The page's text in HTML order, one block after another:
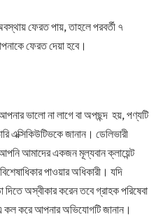
ফেরত পায়, তাহলে পরবর্তী ৭
ফেরত দেয়া হবে।
ভালো না লাগে বা অপছন্দ হয়, পণ্যটি
এক্সিকিউটিভকে জানান। ডেলিভারী
আমাদের একজন মূল্যবান ক্লায়েন্ট
পাওয়ার অধিকারী। যদি
দিতে অস্বীকার করেন তবে গ্রাহক পরিষেবা
করে আপনার অভিযোগটি জানান।